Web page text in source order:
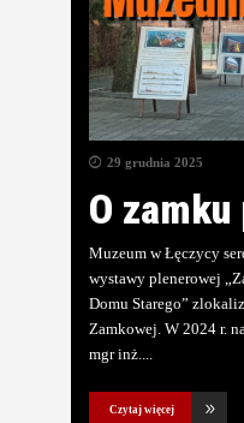
29 grudnia 2025
O
Muzeum w Łęczycy
wystawy plenerowej
Domu Starego”
Zamkowej. W 2024 r.
mgr inż.
Czytaj więcej